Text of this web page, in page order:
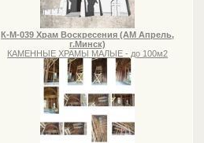
К-М-039 Храм Воскресения (АМ Апрель,
г.Минск)
КАМЕННЫЕ ХРАМЫ МАЛЫЕ - до 100м2